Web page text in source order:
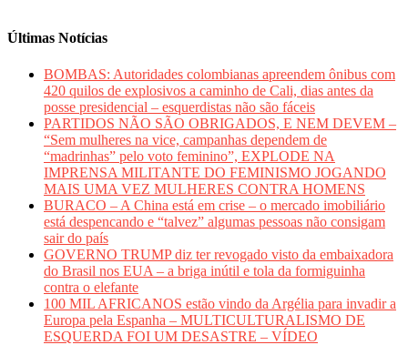
Últimas Notícias
BOMBAS: Autoridades colombianas apreendem ônibus com
420 quilos de explosivos a caminho de Cali, dias antes da
posse presidencial – esquerdistas não são fáceis
PARTIDOS NÃO SÃO OBRIGADOS, E NEM DEVEM –
“Sem mulheres na vice, campanhas dependem de
“madrinhas” pelo voto feminino”, EXPLODE NA
IMPRENSA MILITANTE DO FEMINISMO JOGANDO
MAIS UMA VEZ MULHERES CONTRA HOMENS
BURACO – A China está em crise – o mercado imobiliário
está despencando e “talvez” algumas pessoas não consigam
sair do país
GOVERNO TRUMP diz ter revogado visto da embaixadora
do Brasil nos EUA – a briga inútil e tola da formiguinha
contra o elefante
100 MIL AFRICANOS estão vindo da Argélia para invadir a
Europa pela Espanha – MULTICULTURALISMO DE
ESQUERDA FOI UM DESASTRE – VÍDEO